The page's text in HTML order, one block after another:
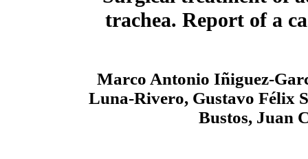
trachea. Report of a
Marco Antonio Iñiguez-
Luna-Rivero, Gustavo Félix
Bustos, Juan